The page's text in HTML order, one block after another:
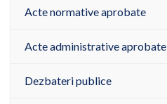
Acte normative aprobate
Acte administrative aprobate
Dezbateri publice